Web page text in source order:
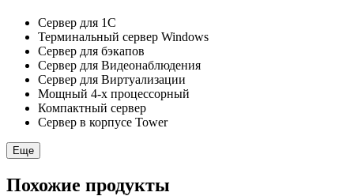
Сервер для 1С
Терминальный сервер Windows
Сервер для бэкапов
Сервер для Видеонаблюдения
Сервер для Виртуализации
Мощный 4-х процессорный
Компактный сервер
Сервер в корпусе Tower
Еще
Похожие продукты